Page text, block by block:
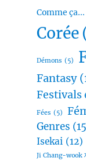
Comme ça...
Corée
Démons (5)
Fantasy
Festivals
Fées (5)
Genres
Isekai (12)
Ji Chang-wook